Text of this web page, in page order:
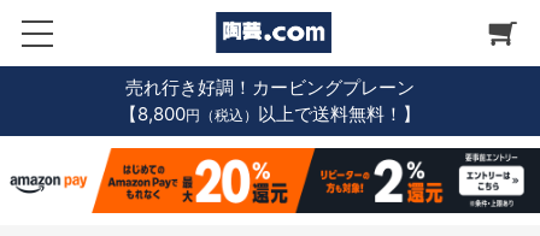
売れ行き好調！カービングプレーン
【8,800円（税込） 以上で送料無料！】